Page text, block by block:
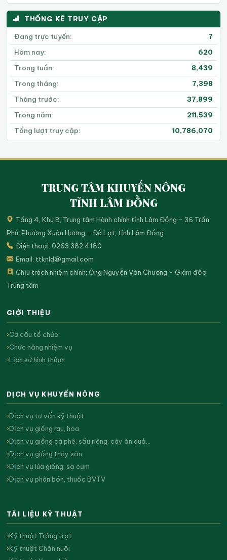
THỐNG KÊ TRUY CẬP
Đang trực tuyến:
7
Hôm nay:
620
Trong tuần:
8,439
Trong tháng:
7,398
Tháng trước:
37,899
Trong năm:
211,539
Tổng lượt truy cập:
10,786,070
TRUNG TÂM KHUYẾN NÔNG
TỈNH LÂM ĐỒNG
Tầng 4, Khu B, Trung tâm Hành chính tỉnh Lâm Đồng - 36 Trần
Phú, Phường Xuân Hương - Đà Lạt, tỉnh Lâm Đồng
Điện thoại: 0263.382.4180
Email: ttknld@gmail.com
Chịu trách nhiệm chính: Ông Nguyễn Văn Chương - Giám đốc
Trung tâm
GIỚI THIỆU
Cơ cấu tổ chức
Chức năng nhiệm vụ
Lịch sử hình thành
DỊCH VỤ KHUYẾN NÔNG
Dịch vụ tư vấn kỹ thuật
Dịch vụ giống rau, hoa
Dịch vụ giống cà phê, sầu riêng, cây ăn quả…
Dịch vụ giống thủy sản
Dịch vụ lúa giống, sạ cụm
Dịch vụ phân bón, thuốc BVTV
TÀI LIỆU KỸ THUẬT
Kỹ thuật Trồng trọt
Kỹ thuật Chăn nuôi